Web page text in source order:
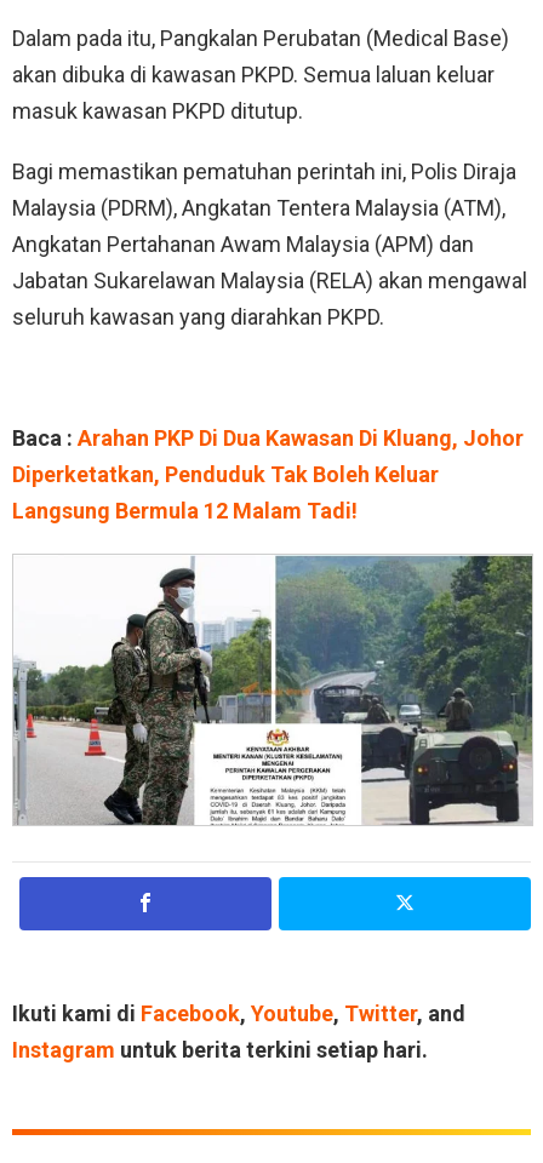
Dalam pada itu, Pangkalan Perubatan (Medical Base)
akan dibuka di kawasan PKPD. Semua laluan keluar
masuk kawasan PKPD ditutup.
Bagi memastikan pematuhan perintah ini, Polis Diraja
Malaysia (PDRM), Angkatan Tentera Malaysia (ATM),
Angkatan Pertahanan Awam Malaysia (APM) dan
Jabatan Sukarelawan Malaysia (RELA) akan mengawal
seluruh kawasan yang diarahkan PKPD.
Baca : Arahan PKP Di Dua Kawasan Di Kluang, Johor
Diperketatkan, Penduduk Tak Boleh Keluar
Langsung Bermula 12 Malam Tadi!
Ikuti kami di Facebook, Youtube, Twitter, and
Instagram untuk berita terkini setiap hari.